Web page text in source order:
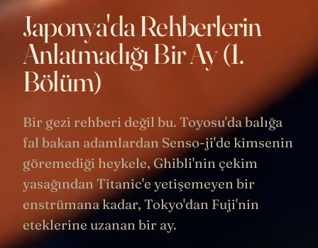
Japonya'da Rehberlerin
Anlatmadığı Bir Ay (1.
Bölüm)
Bir gezi rehberi değil bu. Toyosu'da balığa
fal bakan adamlardan Senso-ji'de kimsenin
göremediği heykele, Ghibli'nin çekim
yasağından Titanic'e yetişemeyen bir
enstrümana kadar, Tokyo'dan Fuji'nin
eteklerine uzanan bir ay.